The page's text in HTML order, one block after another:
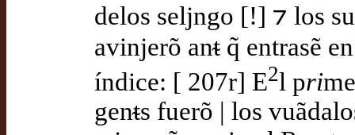
delos seljngo [!] ⁊ los
avinjerõ anᵵ q̃ entrasẽ
índice: [ 207r] E2l pri
genᵵs fuerõ | los